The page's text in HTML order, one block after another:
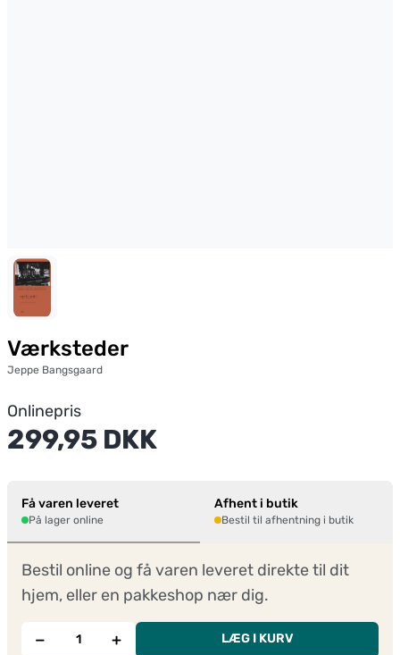
Værksteder
Jeppe Bangsgaard
Onlinepris
299,95 DKK
Få varen leveret
På lager online
Afhent i butik
Bestil til afhentning i butik
Bestil online og få varen leveret direkte til dit
hjem, eller en pakkeshop nær dig.
− + LÆG I KURV